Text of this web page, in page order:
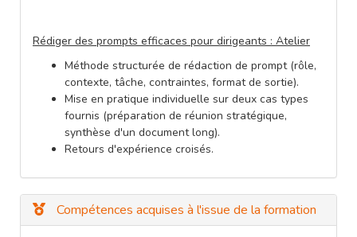
Rédiger des prompts efficaces pour dirigeants : Atelier
Méthode structurée de rédaction de prompt (rôle,
contexte, tâche, contraintes, format de sortie).
Mise en pratique individuelle sur deux cas types
fournis (préparation de réunion stratégique,
synthèse d'un document long).
Retours d'expérience croisés.
Compétences acquises à l'issue de la formation